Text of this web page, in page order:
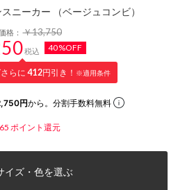
ニーカー （ベージュコンビ）
格：￥13,750
税込 40%OFF
らに412円引き！ ※適用条件
円から。分割手数料無料
ポイント還元
イズ・色を選ぶ